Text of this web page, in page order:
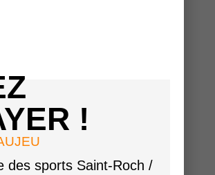
mordus !
labellisé par la fédération
de performance national
club mini-perf 6/13 ans.
!
des sports Saint-Roch /